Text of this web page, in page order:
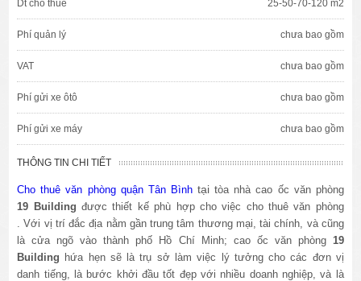
Dt cho thuê 25-50-70-120 m2
Phí quản lý chưa bao gồm
VAT chưa bao gồm
Phí gửi xe ôtô chưa bao gồm
Phí gửi xe máy chưa bao gồm
THÔNG TIN CHI TIẾT
Cho thuê văn phòng quận Tân Bìnhtại tòa nhà cao ốc văn phòng
19 Building được thiết kế phù hợp cho việc cho thuê văn phòng
. Với vị trí đắc địa nằm gần trung tâm thương mại, tài chính, và cũng
là cửa ngõ vào thành phố Hồ Chí Minh; cao ốc văn phòng19
Building hứa hẹn sẽ là trụ sở làm việc lý tưởng cho các đơn vị
danh tiếng, là bước khởi đầu tốt đẹp với nhiều doanh nghiệp, và là